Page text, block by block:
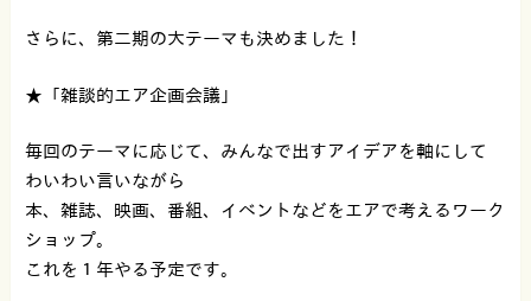
さらに、第二期の大テーマも決めました！
★「雑談的エア企画会議」
毎回のテーマに応じて、みんなで出すアイデアを軸にして
わいわい言いながら
本、雑誌、映画、番組、イベントなどをエアで考えるワーク
ショップ。
これを１年やる予定です。